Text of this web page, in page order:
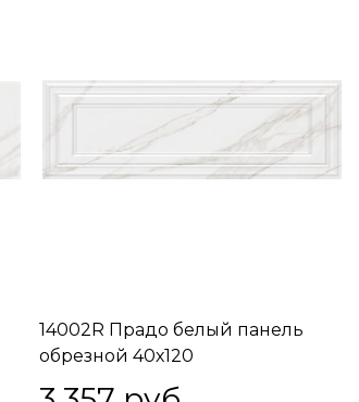
14002R Прадо белый панель
обрезной 40х120